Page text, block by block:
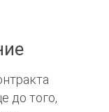
до того,